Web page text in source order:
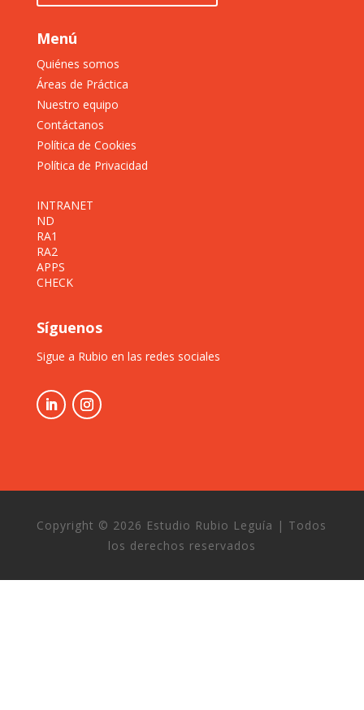
Menú
Quiénes somos
Áreas de Práctica
Nuestro equipo
Contáctanos
Política de Cookies
Política de Privacidad
INTRANET
ND
RA1
RA2
APPS
CHECK
Síguenos
Sigue a Rubio en las redes sociales
Copyright © 2026 Estudio Rubio Leguía | Todos
los derechos reservados